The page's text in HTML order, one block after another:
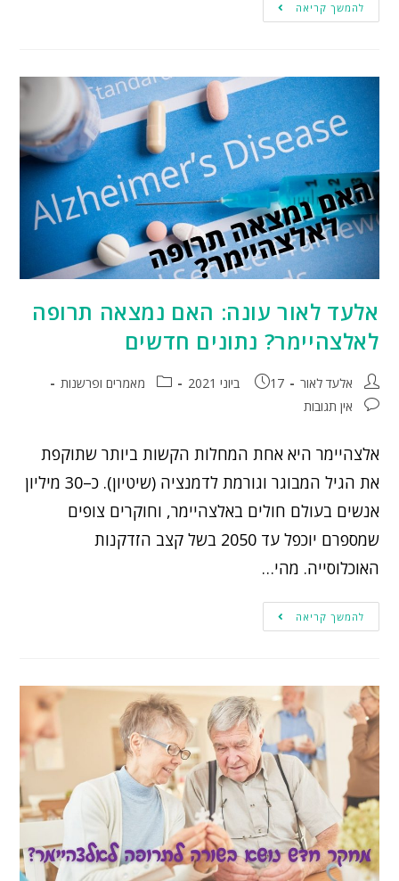
להמשך קריאה
אלעד לאור עונה: האם נמצאה תרופה
לאלצהיימר? נתונים חדשים
אלעד לאור 17 ביוני 2021
מאמרים ופרשנות
אין תגובות
אלצהיימר היא אחת המחלות הקשות ביותר שתוקפת
את הגיל המבוגר וגורמת לדמנציה (שיטיון). כ–30 מיליון
אנשים בעולם חולים באלצהיימר, וחוקרים צופים
שמספרם יוכפל עד 2050 בשל קצב הזדקנות
האוכלוסייה. מהי…
להמשך קריאה